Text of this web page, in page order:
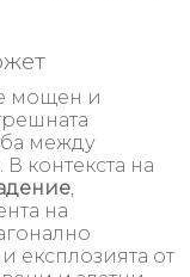
мощен и
между
контекста на
,
на
експлозията от